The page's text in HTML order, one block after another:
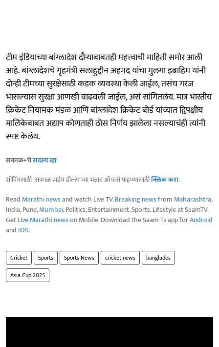
टीम इंडियाच्या बांग्लादेश दौऱ्याबाबतही महत्त्वाची माहिती समोर आली
आहे. बांग्लादेशचे गृहमंत्री सलाहुद्दीन अहमद यांचा मुलगा इब्राहिम यांनी
दोन्ही टीमच्या सुरक्षेसाठी कडक व्यवस्था केली जाईल, तसंच गरज
भासल्यास सुरक्षा आणखी वाढवली जाईल, असं सांगितलंय. मात्र भारतीय
क्रिकेट नियामक मंडळ आणि बांग्लादेश क्रिकेट बोर्ड यांच्यात द्विपक्षीय
मालिकेबाबत अद्याप कोणताही ठोस निर्णय झालेला नसल्याचंही त्यांनी
स्पष्ट केलंय.
सकाळ+चेसदस्य व्हा
शॉपिंगसाठी 'सकाळ प्राईम डील्स'च्या भन्नाट ऑफर्स पाहण्यासाठीक्लिक करा.
Read Marathi newsand watch Live TV.Breaking newsfrom Maharashtra,
India, Pune,Mumbai, Politics, Entertainment, Sports, Lifestyle at SaamTV.
GetLive Marathi newson Mobile. Download the Saam Tv app forAndroid
and IOS.
Cricket Sports Sports News cricket news
banglades
Asia Cup 2025